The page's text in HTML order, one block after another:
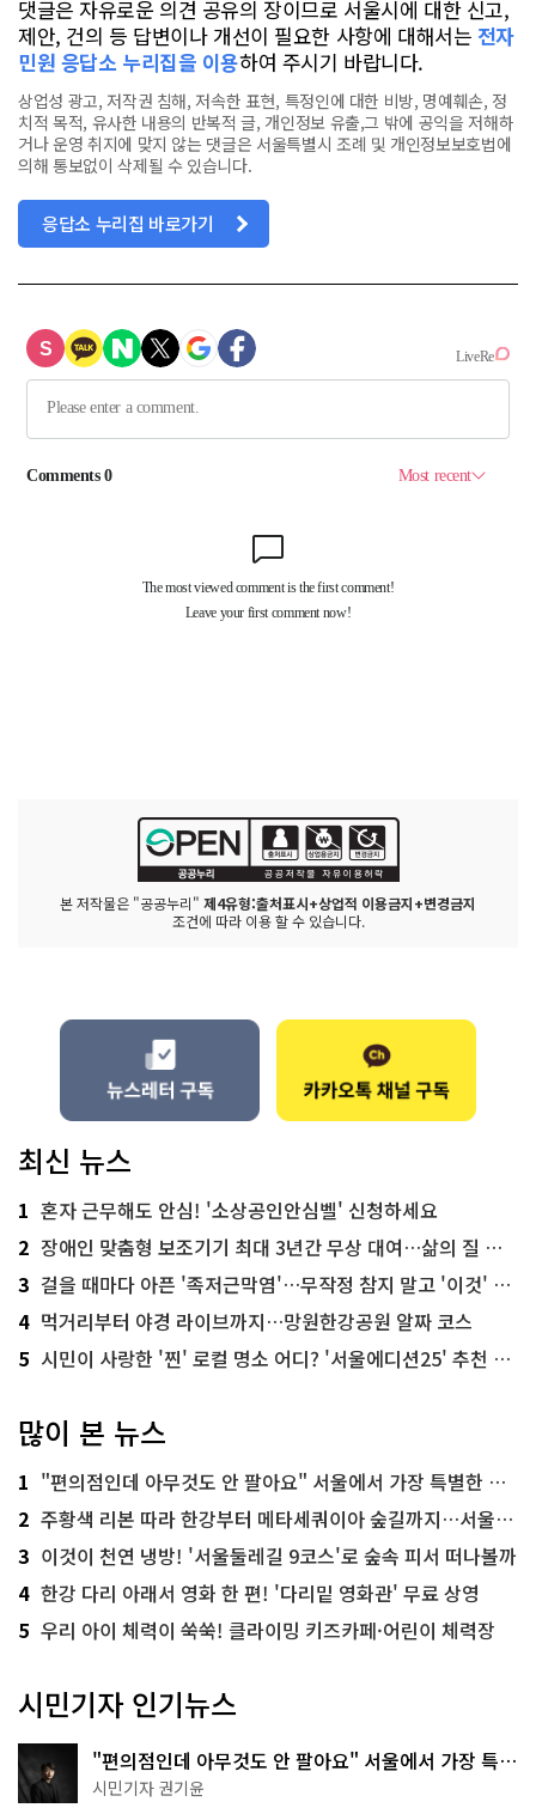
댓글은 자유로운 의견 공유의 장이므로 서울시에 대한 신고,
제안, 건의 등 답변이나 개선이 필요한 사항에 대해서는 전자
민원 응답소 누리집을 이용하여 주시기 바랍니다.
상업성 광고, 저작권 침해, 저속한 표현, 특정인에 대한 비방, 명예훼손, 정
치적 목적, 유사한 내용의 반복적 글, 개인정보 유출,그 밖에 공익을 저해하
거나 운영 취지에 맞지 않는 댓글은 서울특별시 조례 및 개인정보보호법에
의해 통보없이 삭제될 수 있습니다.
응답소 누리집 바로가기
본 저작물은 "공공누리" 제4유형:출처표시+상업적 이용금지+변경금지
조건에 따라 이용 할 수 있습니다.
최신 뉴스
1 혼자 근무해도 안심! '소상공인안심벨' 신청하세요
2 장애인 맞춤형 보조기기 최대 3년간 무상 대여…삶의 질 높인다
3 걸을 때마다 아픈 '족저근막염'…무작정 참지 말고 '이것' 해보세요!
4 먹거리부터 야경 라이브까지…망원한강공원 알짜 코스
5 시민이 사랑한 '찐' 로컬 명소 어디? '서울에디션25' 추천 코스
많이 본 뉴스
1 "편의점인데 아무것도 안 팔아요" 서울에서 가장 특별한 편의점의 정체
2 주황색 리본 따라 한강부터 메타세쿼이아 숲길까지…서울둘레길 15코스
3 이것이 천연 냉방! '서울둘레길 9코스'로 숲속 피서 떠나볼까
4 한강 다리 아래서 영화 한 편! '다리밑 영화관' 무료 상영
5 우리 아이 체력이 쑥쑥! 클라이밍 키즈카페·어린이 체력장
시민기자 인기뉴스
"편의점인데 아무것도 안 팔아요" 서울에서 가장 특별
한 편의점의 정체
시민기자 권기윤